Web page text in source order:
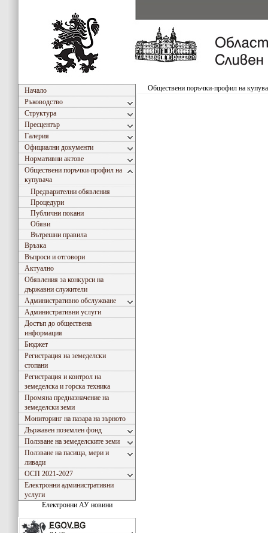
Начало
Ръководство
Структура
Пресцентър
Галерия
Официални документи
Нормативни актове
Обществени поръчки-профил на
купувача
Предварителни обявления
Процедури
Публични покани
Обяви
Вътрешни правила
Връзка
Въпроси и отговори
Актуално
Обявления за конкурси на
държавни служители
Административно обслужване
Административни услуги
Достъп до обществена
информация
Бюджет
Регистрация на земеделски
стопани
Регистрация и контрол на
земеделска и горска техника
Промяна предназначение на
земеделски земи
Мониторинг на пазара на зърното
Държавен поземлен фонд
Ползване на земеделските земи
Ползване на пасища, мери и
ливади
ОСП 2021-2027
Електронни административни
услуги
Електронни АУ новини
Обществени поръчки-профил на
Съгласно Закона за въвеждане на еврото в РБългария, ОДЗ- Сливен ще превалутира